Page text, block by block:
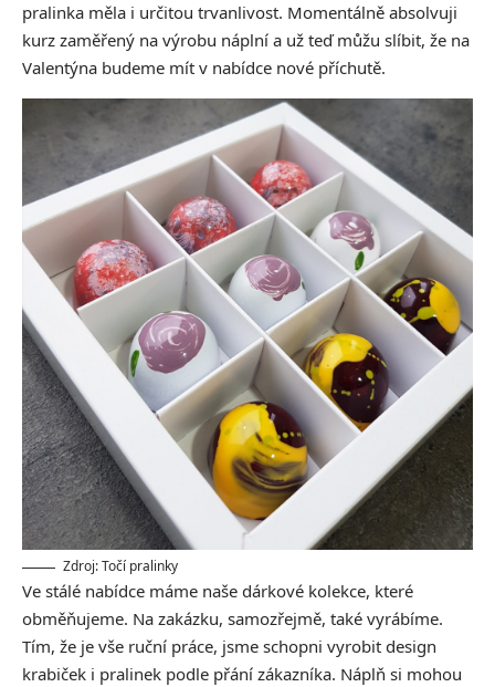
pralinka měla i určitou trvanlivost. Momentálně absolvuji
kurz zaměřený na výrobu náplní a už teď můžu slíbit, že na
Valentýna budeme mít v nabídce nové příchutě.
Zdroj: Točí pralinky
Ve stálé nabídce máme naše dárkové kolekce, které
obměňujeme. Na zakázku, samozřejmě, také vyrábíme.
Tím, že je vše ruční práce, jsme schopni vyrobit design
krabiček i pralinek podle přání zákazníka. Náplň si mohou